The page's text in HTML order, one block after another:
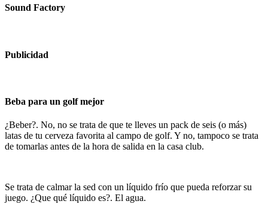
Sound Factory
Publicidad
Beba para un golf mejor
¿Beber?. No, no se trata de que te lleves un pack de seis (o más)
latas de tu cerveza favorita al campo de golf. Y no, tampoco se trata
de tomarlas antes de la hora de salida en la casa club.
Se trata de calmar la sed con un líquido frío que pueda reforzar su
juego. ¿Que qué líquido es?. El agua.